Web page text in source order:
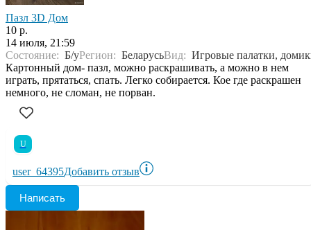
Пазл 3D Дом
10 р.
14 июля, 21:59
Состояние: Б/уРегион: БеларусьВид: Игровые палатки,
Картонный дом- пазл, можно раскрашивать, а можно в нем
играть, прятаться, спать. Легко собирается. Кое где раскрашен
немного, не сломан, не порван.
U
user_64395Добавить отзыв
Написать